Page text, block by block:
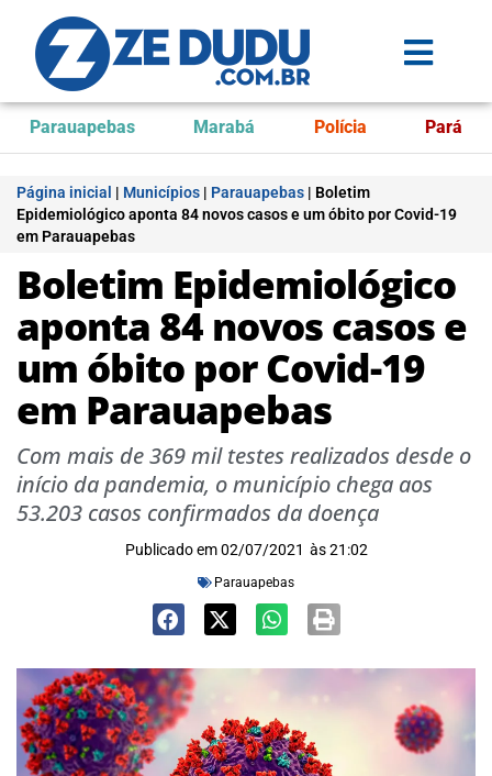
Parauapebas Marabá Polícia Pará
Página inicial | Municípios | Parauapebas | Boletim
Epidemiológico aponta 84 novos casos e um óbito por Covid-19
em Parauapebas
Boletim Epidemiológico
aponta 84 novos casos e
um óbito por Covid-19
em Parauapebas
Com mais de 369 mil testes realizados desde o
início da pandemia, o município chega aos
53.203 casos confirmados da doença
Publicado em 02/07/2021 às 21:02
Parauapebas